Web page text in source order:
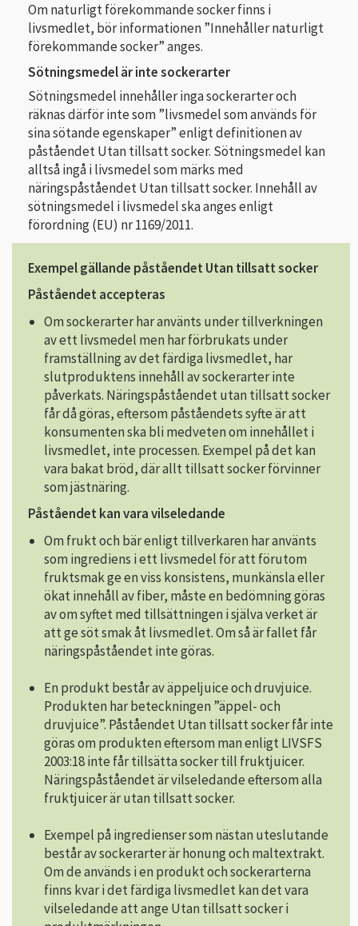
Om naturligt förekommande socker finns i
livsmedlet, bör informationen ”Innehåller naturligt
förekommande socker” anges.
Sötningsmedel är inte sockerarter
Sötningsmedel innehåller inga sockerarter och
räknas därför inte som ”livsmedel som används för
sina sötande egenskaper” enligt definitionen av
påståendet Utan tillsatt socker. Sötningsmedel kan
alltså ingå i livsmedel som märks med
näringspåståendet Utan tillsatt socker. Innehåll av
sötningsmedel i livsmedel ska anges enligt
förordning (EU) nr 1169/2011.
Exempel gällande påståendet Utan tillsatt socker
Påståendet accepteras
Om sockerarter har använts under tillverkningen
av ett livsmedel men har förbrukats under
framställning av det färdiga livsmedlet, har
slutproduktens innehåll av sockerarter inte
påverkats. Näringspåståendet utan tillsatt socker
får då göras, eftersom påståendets syfte är att
konsumenten ska bli medveten om innehållet i
livsmedlet, inte processen. Exempel på det kan
vara bakat bröd, där allt tillsatt socker förvinner
som jästnäring.
Påståendet kan vara vilseledande
Om frukt och bär enligt tillverkaren har använts
som ingrediens i ett livsmedel för att förutom
fruktsmak ge en viss konsistens, munkänsla eller
ökat innehåll av fiber, måste en bedömning göras
av om syftet med tillsättningen i själva verket är
att ge söt smak åt livsmedlet. Om så är fallet får
näringspåståendet inte göras.
En produkt består av äppeljuice och druvjuice.
Produkten har beteckningen ”äppel- och
druvjuice”. Påståendet Utan tillsatt socker får inte
göras om produkten eftersom man enligt LIVSFS
2003:18 inte får tillsätta socker till fruktjuicer.
Näringspåståendet är vilseledande eftersom alla
fruktjuicer är utan tillsatt socker.
Exempel på ingredienser som nästan uteslutande
består av sockerarter är honung och maltextrakt.
Om de används i en produkt och sockerarterna
finns kvar i det färdiga livsmedlet kan det vara
vilseledande att ange Utan tillsatt socker i